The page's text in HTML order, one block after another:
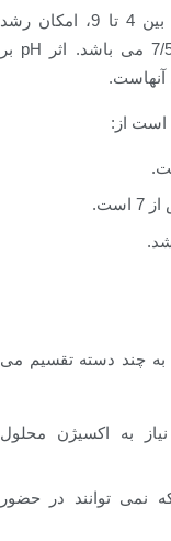
برای بیشتر میکروارگانیسم ها در محدوده pH بین 4 تا 9، امکان رشد
فراهم است و pH بهینه برای بیشتر آنها 6/5-7/5 می باشد. اثر pH بر
آنهاست.
به چند دسته تقسیم می
به اکسیژن محلول
نمی توانند در حضور